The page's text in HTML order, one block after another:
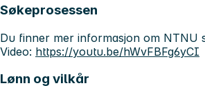
Søkeprosessen
Du finner mer informasjon om NTNU
Video: https://youtu.be/hWvFBFg6yCI
Lønn og vilkår